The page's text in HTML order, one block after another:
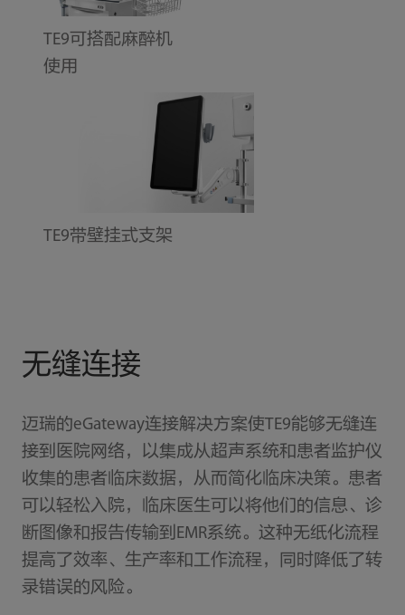
TE9可搭配麻醉机
使用
TE9带壁挂式支架
无缝连接
迈瑞的eGateway连接解决方案使TE9能够无缝连
接到医院网络，以集成从超声系统和患者监护仪
收集的患者临床数据，从而简化临床决策。患者
可以轻松入院，临床医生可以将他们的信息、诊
断图像和报告传输到EMR系统。这种无纸化流程
提高了效率、生产率和工作流程，同时降低了转
录错误的风险。